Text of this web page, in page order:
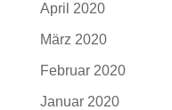
April 2020
März 2020
Februar 2020
Januar 2020